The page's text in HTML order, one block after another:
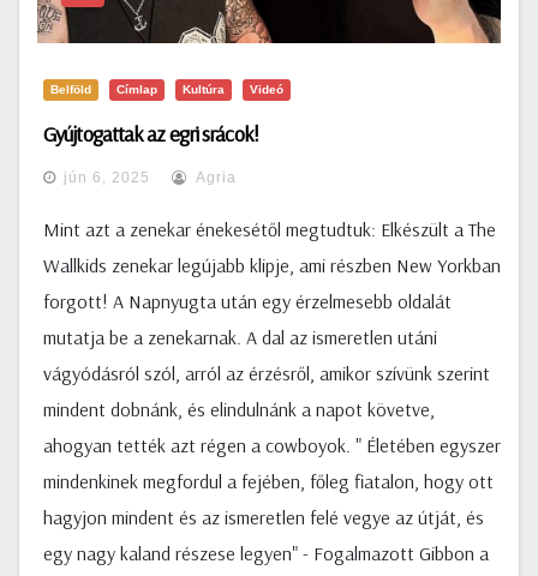
Belföld Címlap Kultúra Videó
Gyújtogattak az egri srácok!
jún 6, 2025 Agria
Mint azt a zenekar énekesétől megtudtuk: Elkészült a The
Wallkids zenekar legújabb klipje, ami részben New Yorkban
forgott! A Napnyugta után egy érzelmesebb oldalát
mutatja be a zenekarnak. A dal az ismeretlen utáni
vágyódásról szól, arról az érzésről, amikor szívünk szerint
mindent dobnánk, és elindulnánk a napot követve,
ahogyan tették azt régen a cowboyok. " Életében egyszer
mindenkinek megfordul a fejében, főleg fiatalon, hogy ott
hagyjon mindent és az ismeretlen felé vegye az útját, és
egy nagy kaland részese legyen" - Fogalmazott Gibbon a